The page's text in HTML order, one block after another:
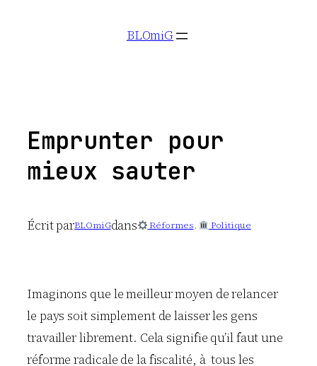
BLOmiG
Emprunter pour
mieux sauter
Écrit parBLOmiGdans Réformes, Politique
Imaginons que le meilleur moyen de relancer
le pays soit simplement de laisser les gens
travailler librement. Cela signifie qu’il faut une
réforme radicale de la fiscalité, à tous les